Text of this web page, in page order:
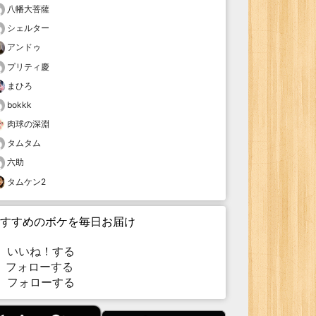
八幡大菩薩
シェルター
アンドゥ
プリティ慶
まひろ
bokkk
肉球の深淵
タムタム
六助
タムケン2
すめのボケを毎日お届け
いいね！する
ォローする
フォローする